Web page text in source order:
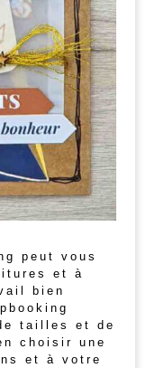
peut vous
et à
bien
tailles et de
choisir une
et à votre